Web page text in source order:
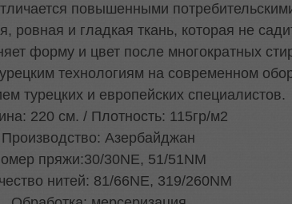
повышенными
ровная и гладкая ткань, которая не
форму и цвет после многократных
технологиям на современном
турецких и европейских специалистов.
220 см. / Плотность: 115гр/м2
Производство: Азербайджан
пряжи:30/30NE, 51/51NM
нитей: 81/66NE, 319/260NM